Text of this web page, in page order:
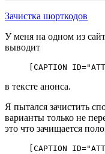
Зачистка шорткодов
У меня на одном из
выводит
[CAPTION
в тексте анонса.
Я пытался зачистить
варианты только не
это что зачищается
[CAPTION